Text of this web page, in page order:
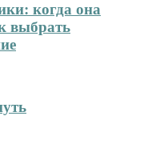
когда она
выбрать